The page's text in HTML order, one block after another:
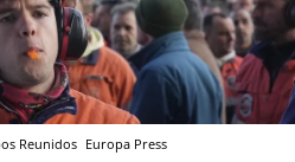
Reunidos Europa Press